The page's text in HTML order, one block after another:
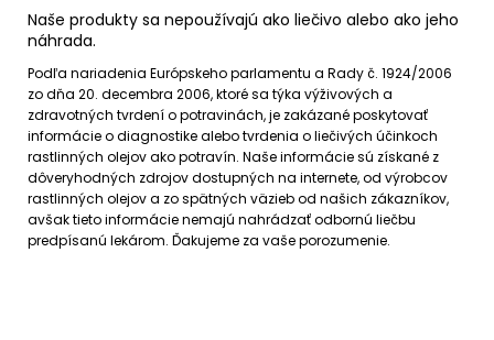
Naše produkty sa nepoužívajú ako liečivo alebo ako jeho
náhrada.
Podľa nariadenia Európskeho parlamentu a Rady č. 1924/2006
zo dňa 20. decembra 2006, ktoré sa týka výživových a
zdravotných tvrdení o potravinách, je zakázané poskytovať
informácie o diagnostike alebo tvrdenia o liečivých účinkoch
rastlinných olejov ako potravín. Naše informácie sú získané z
dôveryhodných zdrojov dostupných na internete, od výrobcov
rastlinných olejov a zo spätných väzieb od našich zákazníkov,
avšak tieto informácie nemajú nahrádzať odbornú liečbu
predpísanú lekárom. Ďakujeme za vaše porozumenie.